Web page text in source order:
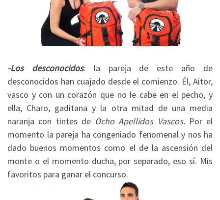
-Los desconocidos: la pareja de este año de
desconocidos han cuajado desde el comienzo. Él, Aitor,
vasco y con un corazón que no le cabe en el pecho, y
ella, Charo, gaditana y la otra mitad de una media
naranja con tintes de Ocho Apellidos Vascos. Por el
momento la pareja ha congeniado fenomenal y nos ha
dado buenos momentos como el de la ascensión del
monte o el momento ducha, por separado, eso sí. Mis
favoritos para ganar el concurso.